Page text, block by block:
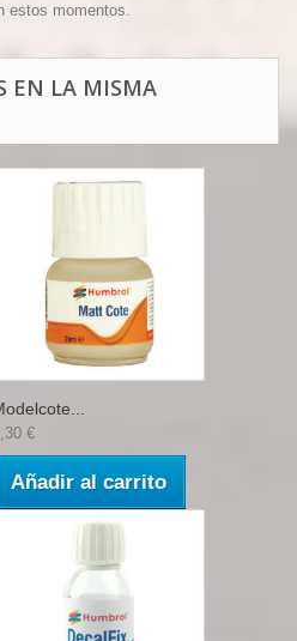
estos momentos.
EN LA MISMA
€
Añadir al carrito